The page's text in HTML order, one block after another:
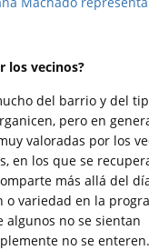
los vecinos?
del barrio y del
pero en
valoradas por los
en los que se
más allá del
o variedad en la
algunos no se sientan
no se